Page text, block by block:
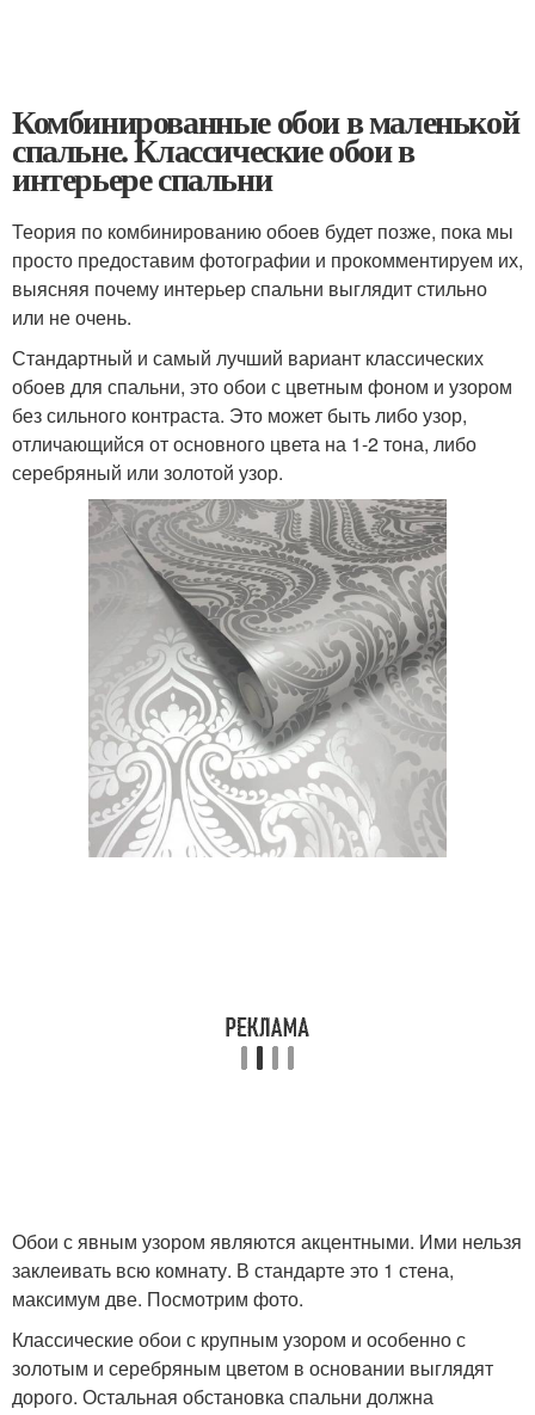
Комбинированные обои в маленькой
спальне. Классические обои в
интерьере спальни
Теория по комбинированию обоев будет позже, пока мы
просто предоставим фотографии и прокомментируем их,
выясняя почему интерьер спальни выглядит стильно
или не очень.
Стандартный и самый лучший вариант классических
обоев для спальни, это обои с цветным фоном и узором
без сильного контраста. Это может быть либо узор,
отличающийся от основного цвета на 1-2 тона, либо
серебряный или золотой узор.
Обои с явным узором являются акцентными. Ими нельзя
заклеивать всю комнату. В стандарте это 1 стена,
максимум две. Посмотрим фото.
Классические обои с крупным узором и особенно с
золотым и серебряным цветом в основании выглядят
дорого. Остальная обстановка спальни должна